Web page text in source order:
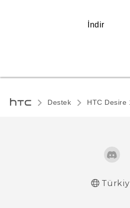
İndir
Destek HTC Desire